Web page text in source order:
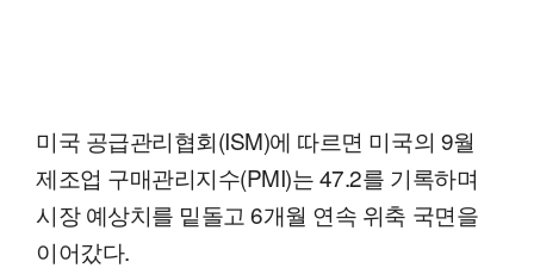
미국 공급관리협회(ISM)에 따르면 미국의 9월
제조업 구매관리지수(PMI)는 47.2를 기록하며
시장 예상치를 밑돌고 6개월 연속 위축 국면을
이어갔다.